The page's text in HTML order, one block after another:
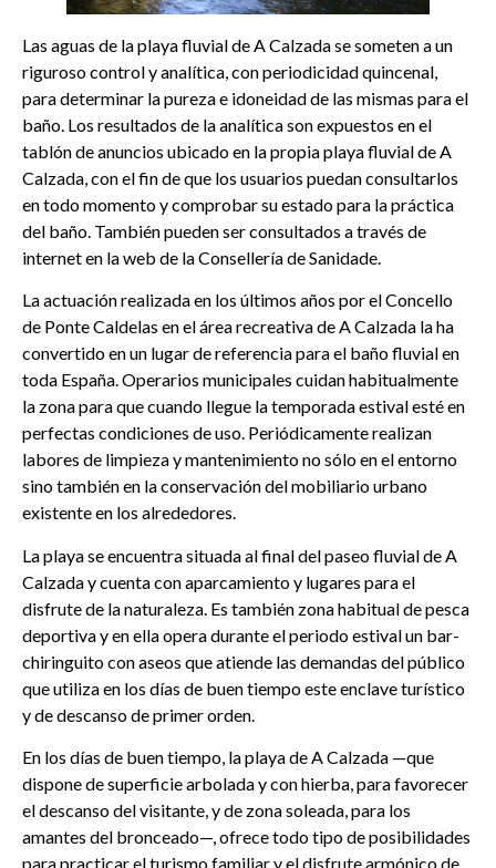
Las aguas de la playa fluvial de A Calzada se someten a un
riguroso control y analítica, con periodicidad quincenal,
para determinar la pureza e idoneidad de las mismas para el
baño. Los resultados de la analítica son expuestos en el
tablón de anuncios ubicado en la propia playa fluvial de A
Calzada, con el fin de que los usuarios puedan consultarlos
en todo momento y comprobar su estado para la práctica
del baño. También pueden ser consultados a través de
internet en la web de la Consellería de Sanidade.
La actuación realizada en los últimos años por el Concello
de Ponte Caldelas en el área recreativa de A Calzada la ha
convertido en un lugar de referencia para el baño fluvial en
toda España. Operarios municipales cuidan habitualmente
la zona para que cuando llegue la temporada estival esté en
perfectas condiciones de uso. Periódicamente realizan
labores de limpieza y mantenimiento no sólo en el entorno
sino también en la conservación del mobiliario urbano
existente en los alrededores.
La playa se encuentra situada al final del paseo fluvial de A
Calzada y cuenta con aparcamiento y lugares para el
disfrute de la naturaleza. Es también zona habitual de pesca
deportiva y en ella opera durante el periodo estival un bar-
chiringuito con aseos que atiende las demandas del público
que utiliza en los días de buen tiempo este enclave turístico
y de descanso de primer orden.
En los días de buen tiempo, la playa de A Calzada —que
dispone de superficie arbolada y con hierba, para favorecer
el descanso del visitante, y de zona soleada, para los
amantes del bronceado—, ofrece todo tipo de posibilidades
para practicar el turismo familiar y el disfrute armónico de